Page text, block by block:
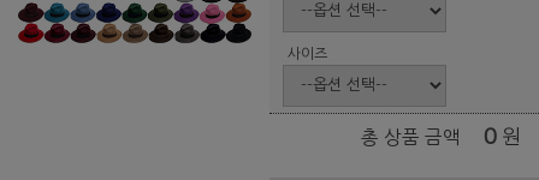
사이즈
총 상품 금액 0 원